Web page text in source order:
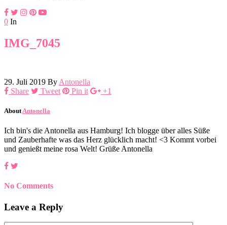
0 In
IMG_7045
29. Juli 2019 By Antonella
Share
Tweet Pin it +1
About Antonella
Ich bin's die Antonella aus Hamburg! Ich blogge über alles Süße
und Zauberhafte was das Herz glücklich macht! <3 Kommt vorbei
und genießt meine rosa Welt! Grüße Antonella
No Comments
Leave a Reply